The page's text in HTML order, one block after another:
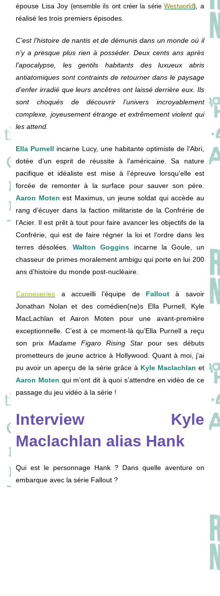
épouse Lisa Joy (ensemble ils ont créer la sérieWestworld) , a
réalisé les trois premiers épisodes.
C’est l’histoire de nantis et de démunis dans un monde où il
n’y a presque plus rien à posséder. Deux cents ans après
l’apocalypse, les gentils habitants des luxueux abris
antiatomiques sont contraints de retourner dans le paysage
d’enfer irradié que leurs ancêtres ont laissé derrière eux. Ils
sont choqués de découvrir l’univers incroyablement
complexe, joyeusement étrange et extrêmement violent qui
les attend.
Ella Purnell incarne Lucy, une habitante optimiste de l’Abri,
dotée d’un esprit de réussite à l’américaine. Sa nature
pacifique et idéaliste est mise à l’épreuve lorsqu’elle est
forcée de remonter à la surface pour sauver son père.
Aaron Moten est Maximus, un jeune soldat qui accède au
rang d’écuyer dans la faction militariste de la Confrérie de
l’Acier. Il est prêt à tout pour faire avancer les objectifs de la
Confrérie, qui est de faire régner la loi et l’ordre dans les
terres désolées.Walton Goggins incarne la Goule, un
chasseur de primes moralement ambigu qui porte en lui 200
ans d’histoire du monde post-nucléaire.
Canneseries a accueilli l’équipe de Falloutà savoir
Jonathan Nolan et des comédien(ne)s Ella Purnell, Kyle
MacLachlan et Aaron Moten pour une avant-première
exceptionnelle. C’est à ce moment-là qu’Ella Purnell a reçu
son prix Madame Figaro Rising Star pour ses débuts
prometteurs de jeune actrice à Hollywood. Quant à moi, j’ai
pu avoir un aperçu de la série grâce à Kyle Maclachlan et
Aaron Moten qui m’ont dit à quoi s’attendre en vidéo de ce
passage du jeu vidéo à la série !
Interview Kyle
Maclachlan alias Hank
Qui est le personnage Hank ? Dans quelle aventure on
embarque avec la série Fallout ?